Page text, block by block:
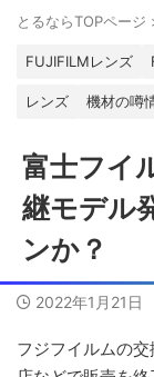
とるならTOPページ
FUJIFILMレンズ
レンズ 機材の噂
富士フイ
継モデル
ンか？
2022年1月21日
フジフイルムの